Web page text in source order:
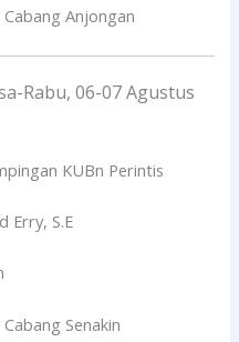
Anjongan
06-07 Agustus
KUBn Perintis
S.E
Senakin